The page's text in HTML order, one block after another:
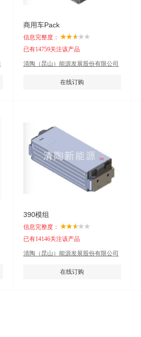
商用车Pack
信息完整度：
已有14759关注该产品
清陶（昆山）能源发展股份有限公司
在线订购
390模组
信息完整度：
已有14146关注该产品
清陶（昆山）能源发展股份有限公司
在线订购